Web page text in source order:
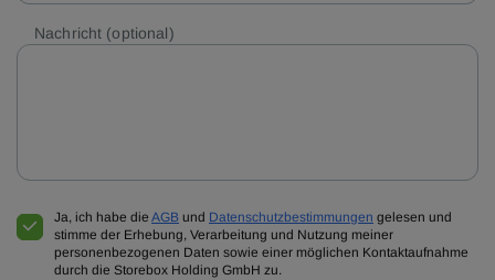
Nachricht (optional)
Ja, ich habe die AGB und Datenschutzbestimmungen gelesen und
stimme der Erhebung, Verarbeitung und Nutzung meiner
personenbezogenen Daten sowie einer möglichen Kontaktaufnahme
durch die Storebox Holding GmbH zu.